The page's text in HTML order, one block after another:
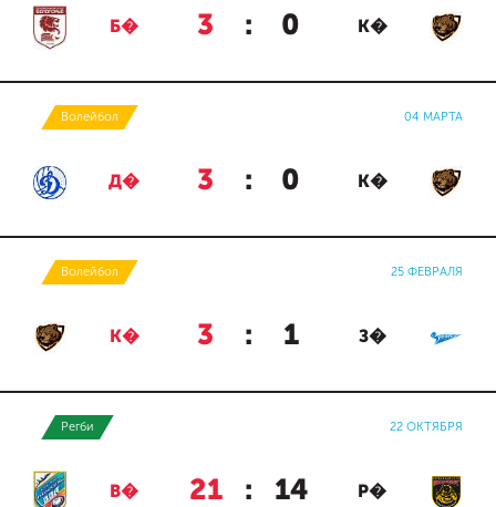
Б� 3 : 0 К�
Волейбол 04 МАРТА
Д� 3 : 0 К�
Волейбол 25 ФЕВРАЛЯ
К� 3 : 1 З�
Регби 22 ОКТЯБРЯ
В� 21 : 14 Р�